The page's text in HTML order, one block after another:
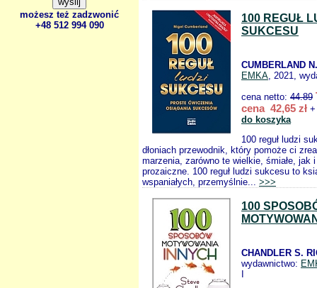
możesz też zadzwonić
+48 512 994 090
100 REGUŁ
SUKCESU
CUMBERLAND N.
EMKA, 2021,
cena netto: 44.89
cena 42,65 zł
do koszyka
100 reguł ludzi
dłoniach przewodnik, który pomoże ci
marzenia, zarówno te wielkie, śmiałe, jak
prozaiczne. 100 reguł ludzi sukcesu to
wspaniałych, przemyślnie... >>>
100
CHANDLER S.
wydawnictwo: